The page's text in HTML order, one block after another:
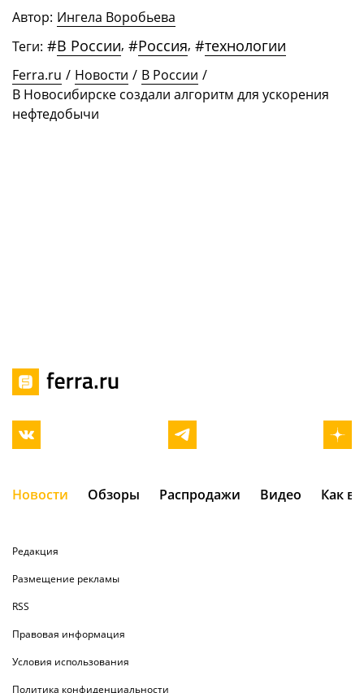
Автор: Ингела Воробьева
Теги: #В России, #Россия, #технологии
Ferra.ru / Новости / В России /
В Новосибирске создали алгоритм для ускорения
нефтедобычи
Новости Обзоры Распродажи Видео Как
Редакция
Размещение рекламы
RSS
Правовая информация
Условия использования
Политика конфиденциальности